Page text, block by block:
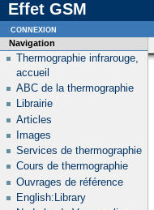
Effet GSM
Navigation
Thermographie infrarouge,
accueil
ABC de la thermographie
Librairie
Articles
Images
Services de thermographie
Cours de thermographie
Ouvrages de référence
English:Library
connexion